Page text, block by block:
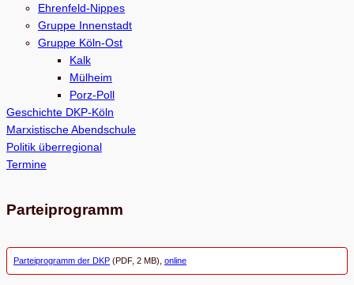
Ehrenfeld-Nippes
Gruppe Innenstadt
Gruppe Köln-Ost
Kalk
Mülheim
Porz-Poll
Geschichte DKP-Köln
Marxistische Abendschule
Politik überregional
Termine
Parteiprogramm
Parteiprogramm der DKP (PDF, 2 MB), online